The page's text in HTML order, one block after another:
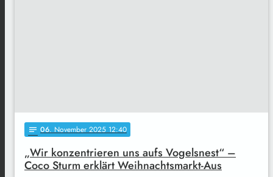
notes 06. November 2025 12:40
„Wir konzentrieren uns aufs Vogelsnest“ –
Coco Sturm erklärt Weihnachtsmarkt-Aus